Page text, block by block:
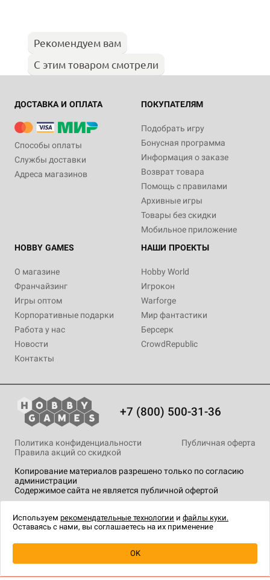
Купить
Рекомендуем вам
С этим товаром смотрели
ДОСТАВКА И ОПЛАТА
Способы оплаты
Службы доставки
Адреса магазинов
ПОКУПАТЕЛЯМ
Подобрать игру
Бонусная программа
Информация о заказе
Возврат товара
Помощь с правилами
Архивные игры
Товары без скидки
Мобильное приложение
HOBBY GAMES
О магазине
Франчайзинг
Игры оптом
Корпоративные подарки
Работа у нас
Новости
Контакты
НАШИ ПРОЕКТЫ
Hobby World
Игрокон
Warforge
Мир фантастики
Берсерк
CrowdRepublic
+7 (800) 500-31-36
Копирование материалов разрешено только по согласию
администрации
Содержимое сайта не является публичной офертой
Политика конфиденциальности
Публичная оферта
Правила акций со скидкой
технологии.
Используем рекомендательные технологии и файлы куки.
Оставаясь с нами, вы соглашаетесь на их применение
OK